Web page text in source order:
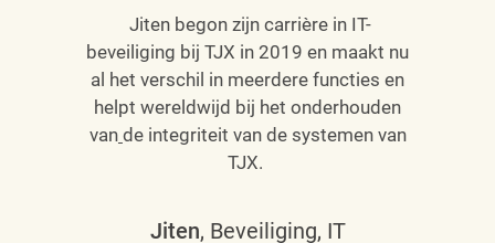
Jiten begon zijn carrière in IT-
beveiliging bij TJX in 2019 en maakt nu
al het verschil in meerdere functies en
helpt wereldwijd bij het onderhouden
van de integriteit van de systemen van
TJX.
Jiten, Beveiliging, IT